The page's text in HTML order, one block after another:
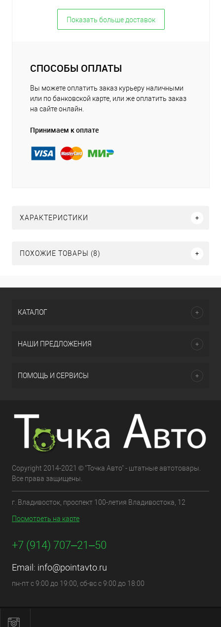
Показать больше доставок
СПОСОБЫ ОПЛАТЫ
Вы можете оплатить заказ курьеру наличными
или по банковской карте, или же оплатить заказ
на сайте онлайн.
Принимаем к оплате
ХАРАКТЕРИСТИКИ
ПОХОЖИЕ ТОВАРЫ (8)
КАТАЛОГ
НАШИ ПРЕДЛОЖЕНИЯ
ПОМОЩЬ И СЕРВИСЫ
Copyright 2014-2021 © "Точка Авто" - штатные автотовары.
Все права защищены.
г. Владивосток, проспект 100-летия Владивостока, 12
Посмотреть на карте
+7 (914) 707‒21‒50
Email: info@pointavto.ru
пн-пт с 9:00 до 19:00, сб-вс с 9:00 до 18:00